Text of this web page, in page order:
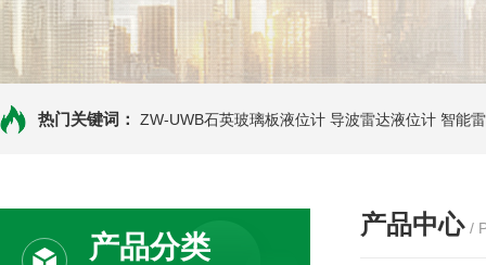
热门关键词： ZW-UWB石英玻璃板液位计 导波雷达液位计 智能
产品分类
产品中心 /